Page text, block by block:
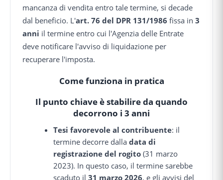
mancanza di vendita entro tale termine, si decade
dal beneficio. L'art. 76 del DPR 131/1986 fissa in 3
anni il termine entro cui l'Agenzia delle Entrate
deve notificare l'avviso di liquidazione per
recuperare l'imposta.
Come funziona in pratica
Il punto chiave è stabilireda quando
decorrono i 3 anni
Tesi favorevole al contribuente: il
termine decorre dalladata di
registrazione del rogito (31 marzo
2023). In questo caso, il termine sarebbe
scaduto il31 marzo 2026, e gli avvisi del